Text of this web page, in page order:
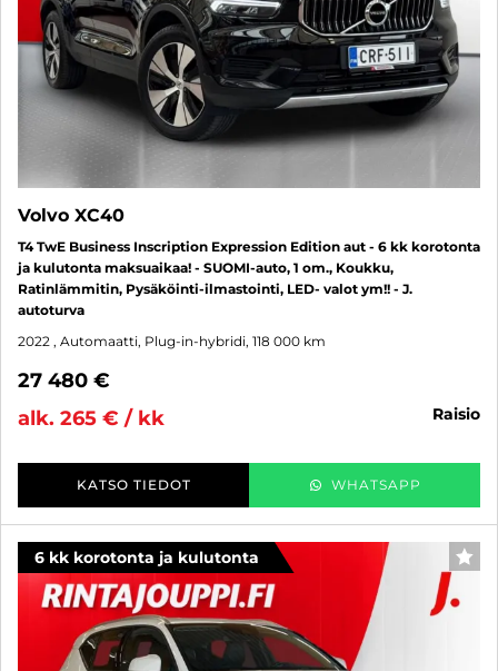
Volvo XC40
T4 TwE Business Inscription Expression Edition aut - 6 kk korotonta
ja kulutonta maksuaikaa! - SUOMI-auto, 1 om., Koukku,
Ratinlämmitin, Pysäköinti-ilmastointi, LED- valot ym!! - J.
autoturva
2022 , Automaatti, Plug-in-hybridi, 118 000 km
27 480 €
alk. 265 € / kk
raisio
KATSO TIEDOT WHATSAPP
6 kk korotonta ja kulutonta